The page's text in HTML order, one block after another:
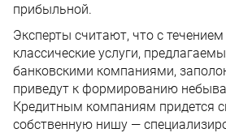
прибыльной.
Эксперты считают, что с
классические услуги,
банковскими компаниями,
приведут к формированию
Кредитным компаниям придется
собственную нишу —